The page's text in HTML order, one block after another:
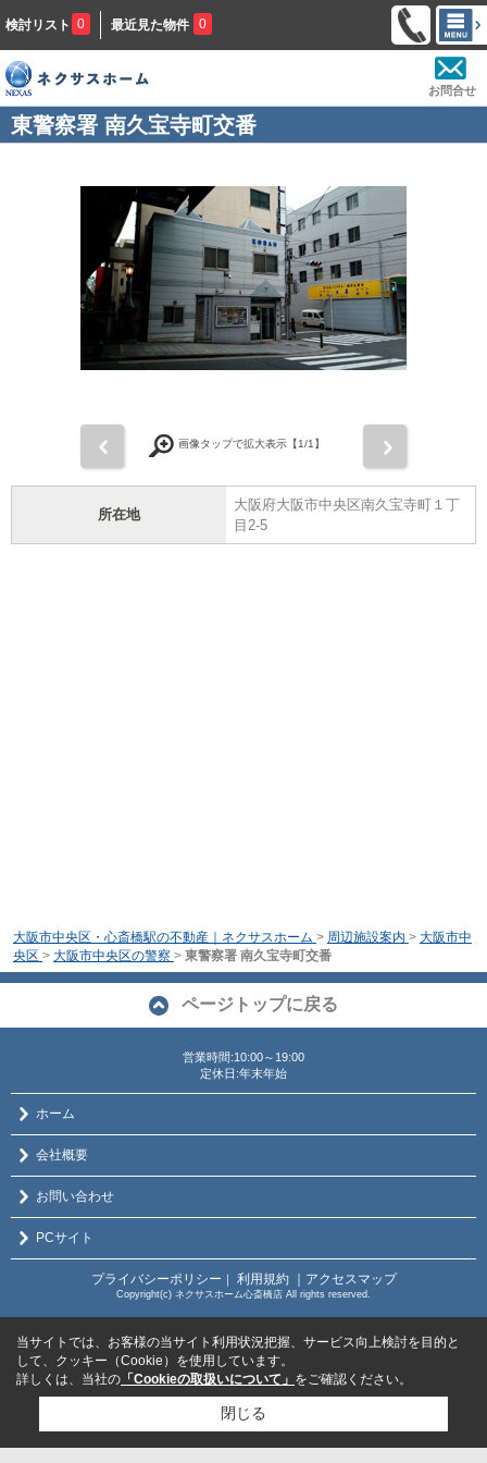
検討リスト 0 最近見た物件 0
お問合せ
東警察署 南久宝寺町交番
画像タップで拡大表示【1/1】
所在地
大阪府大阪市中央区南久宝寺町１丁
目2-5
大阪市中央区・心斎橋駅の不動産｜ネクサスホーム > 周辺施設案内 > 大阪市中
央区 > 大阪市中央区の警察 > 東警察署 南久宝寺町交番
ページトップに戻る
営業時間:10:00～19:00
定休日:年末年始
ホーム
会社概要
お問い合わせ
PCサイト
プライバシーポリシー ｜ 利用規約 ｜アクセスマップ
Copyright(c) ネクサスホーム心斎橋店 All rights reserved.
当サイトでは、お客様の当サイト利用状況把握、サービス向上検討を目的と
して、クッキー（Cookie）を使用しています。
詳しくは、当社の 「Cookieの取扱いについて」 をご確認ください。
閉じる